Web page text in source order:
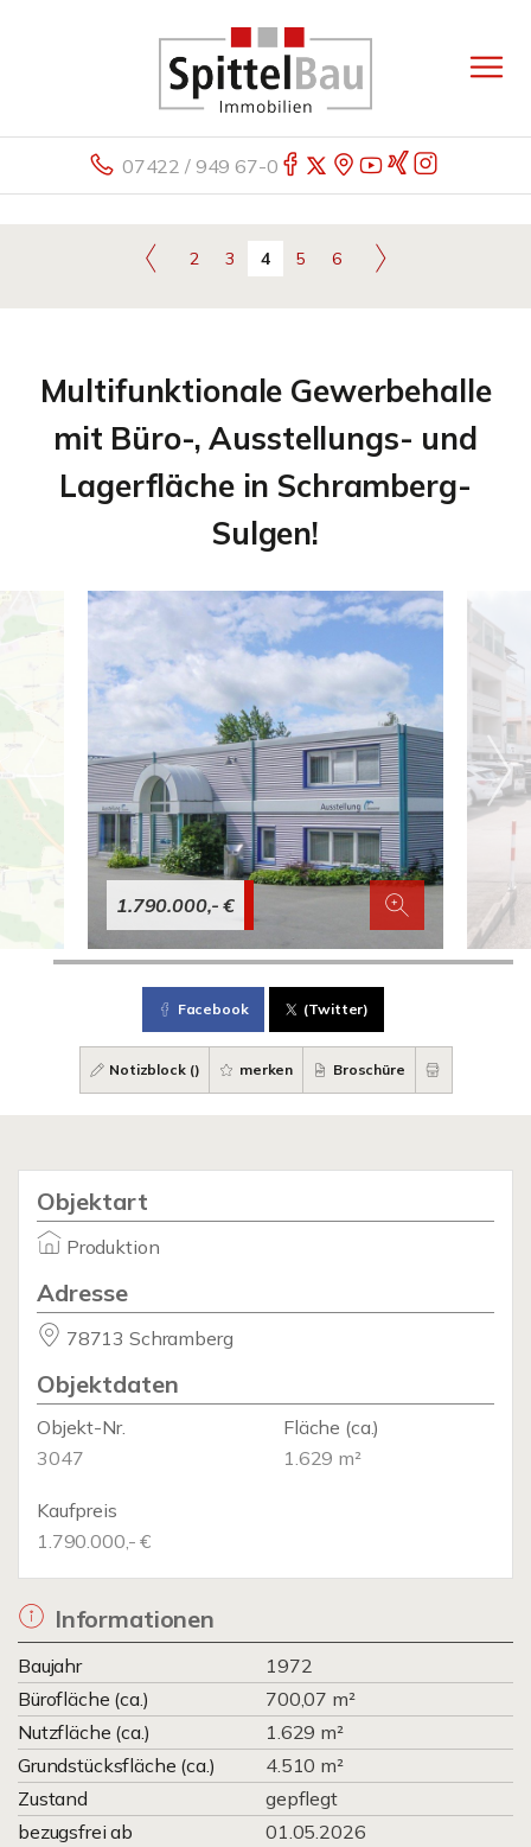
07422 / 949 67-0
2 3 4 5 6
Multifunktionale Gewerbehalle
mit Büro-, Ausstellungs- und
Lagerfläche in Schramberg-
Sulgen!
1.790.000,- €
Facebook (Twitter)
Notizblock () merken Broschüre
Objektart
Produktion
Adresse
78713 Schramberg
Objektdaten
Objekt-Nr.
3047
Fläche (ca.)
1.629 m²
Kaufpreis
1.790.000,- €
Informationen
Baujahr
1972
Bürofläche (ca.)
700,07 m²
Nutzfläche (ca.)
1.629 m²
Grundstücksfläche (ca.)
4.510 m²
Zustand
gepflegt
bezugsfrei ab
01.05.2026